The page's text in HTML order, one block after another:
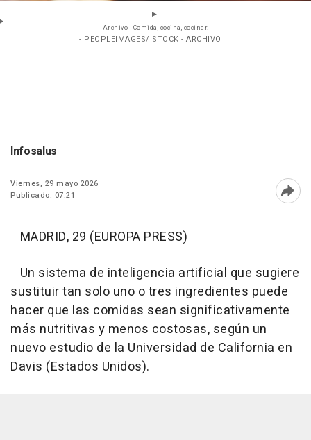
Archivo - Comida, cocina, cocinar.
- PEOPLEIMAGES/ISTOCK - ARCHIVO
Infosalus
Viernes, 29 mayo 2026
Publicado: 07:21
MADRID, 29 (EUROPA PRESS)
Un sistema de inteligencia artificial que sugiere
sustituir tan solo uno o tres ingredientes puede
hacer que las comidas sean significativamente
más nutritivas y menos costosas, según un
nuevo estudio de la Universidad de California en
Davis (Estados Unidos).